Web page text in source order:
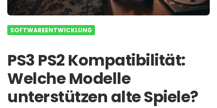
SOFTWAREENTWICKLUNG
PS3 PS2 Kompatibilität:
Welche Modelle
unterstützen alte Spiele?